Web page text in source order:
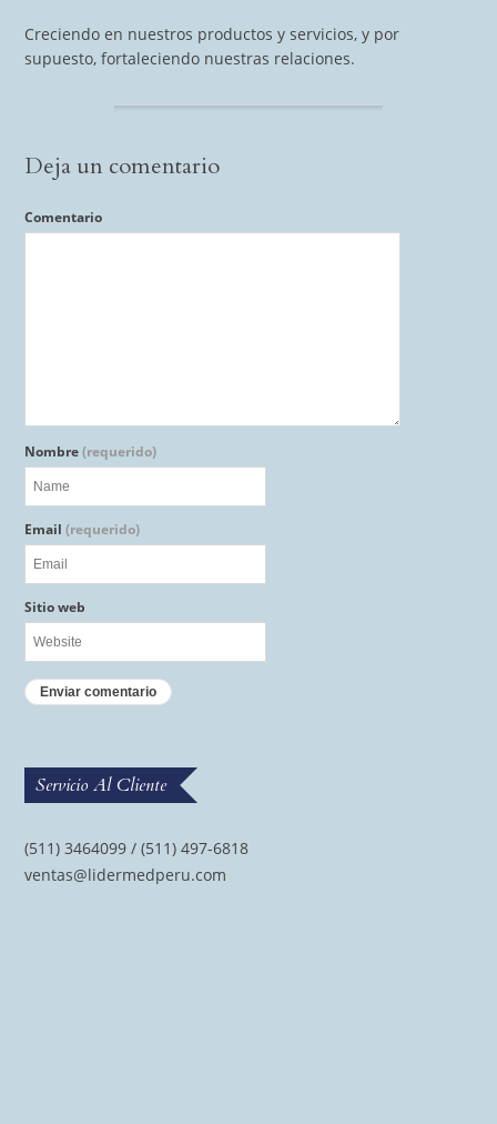
Creciendo en nuestros productos y servicios, y por
supuesto, fortaleciendo nuestras relaciones.
Deja un comentario
Comentario
Nombre(requerido)
Email(requerido)
Sitio web
Servicio Al Cliente
(511) 3464099 / (511) 497-6818
ventas@lidermedperu.com